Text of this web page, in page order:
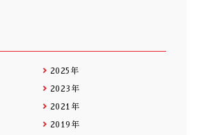
2025年
2023年
2021年
2019年